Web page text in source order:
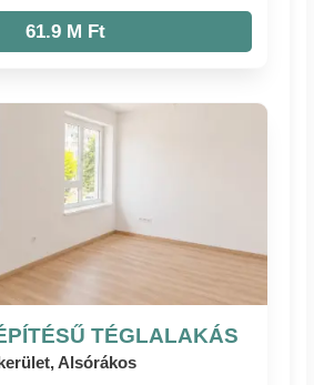
61.9 M Ft
TÉGLALAKÁS
Alsórákos